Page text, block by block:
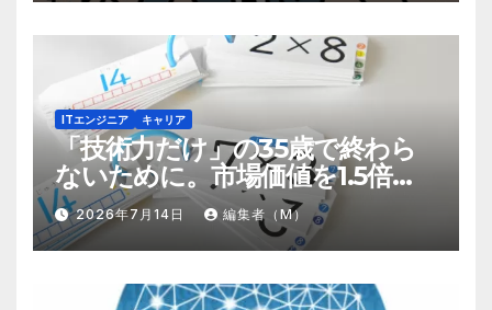
ITエンジニア キャリア
「技術力だけ」の35歳で終わら
ないために。市場価値を1.5倍に
する『プラスα』の掛け算
2026年7月14日 編集者（M）